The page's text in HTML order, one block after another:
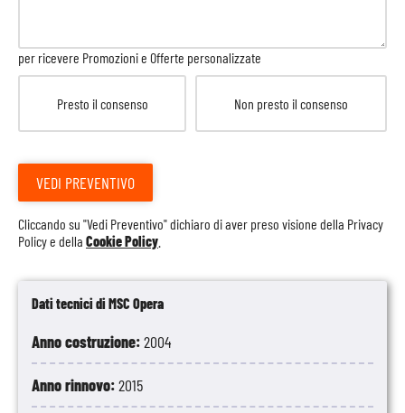
Dati tecnici di MSC Opera
Anno costruzione:2004
Anno rinnovo:2015
per ricevere Promozioni e Offerte personalizzate
Presto il consenso Non presto il consenso
VEDI PREVENTIVO
Cliccando su "Vedi Preventivo" dichiaro di aver preso visione della Privacy
Policye della Cookie Policy